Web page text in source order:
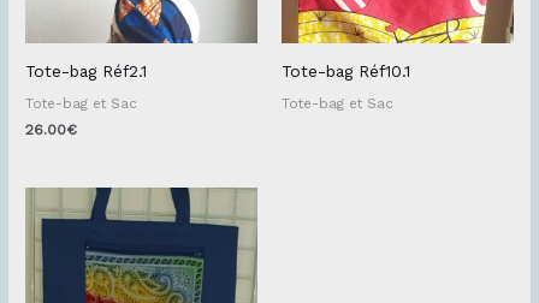
Tote-bag Réf2.1
Tote-bag et Sac
26.00€
Tote-bag Réf10.1
Tote-bag et Sac